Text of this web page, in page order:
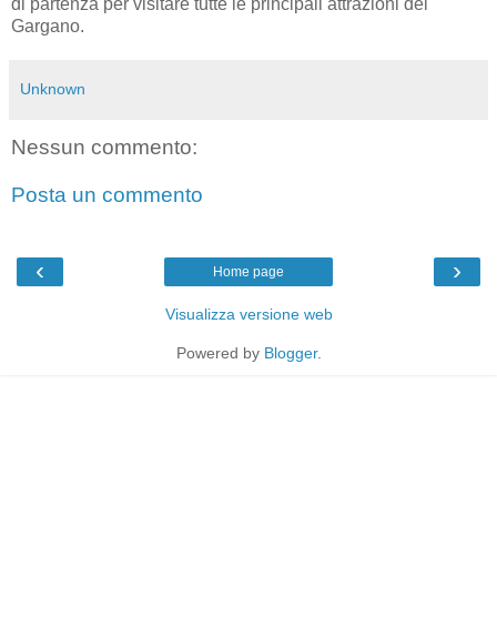
Gargano.
Unknown
Nessun commento:
Posta un commento
‹ ›
Home page
Visualizza versione web
Powered by Blogger.